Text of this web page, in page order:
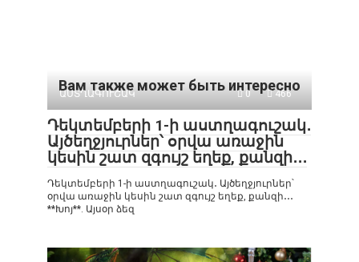
Вам также может быть интересно
ԱՍՏՂԱԳՈՒՇԱԿ 0 466
Դեկտեմբերի 1-ի աստղագուշակ․
Այծեղջյուրներ՝ օրվա առաջին
կեսին շատ զգույշ եղեք, քանզի․․․
Դեկտեմբերի 1-ի աստղագուշակ․ Այծեղջյուրներ՝
օրվա առաջին կեսին շատ զգույշ եղեք, քանզի․․․
**Խոյ**. Այսօր ձեզ